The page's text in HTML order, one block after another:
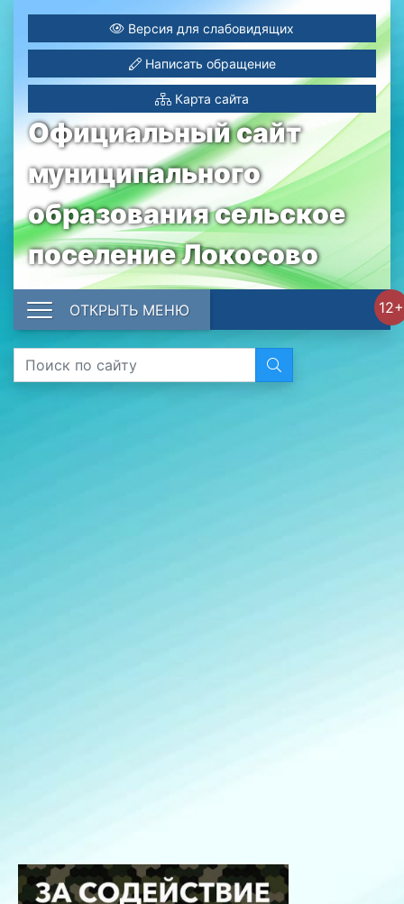
Официальный сайт
муниципального
образования сельское
поселение Локосово
Версия для слабовидящих
Написать обращение
Карта сайта
12+
ОТКРЫТЬ МЕНЮ